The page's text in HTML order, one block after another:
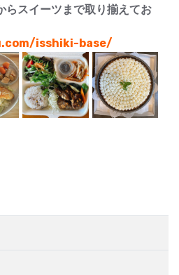
らスイーツまで取り揃えてお
isshiki-base/